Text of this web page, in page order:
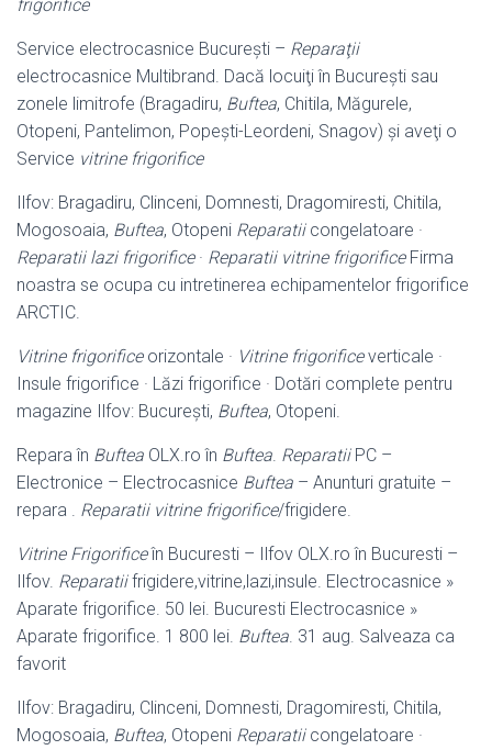
frigorifice
Service electrocasnice Bucureşti – Reparaţii
electrocasnice Multibrand. Dacă locuiţi în Bucureşti sau
zonele limitrofe (Bragadiru, Buftea, Chitila, Măgurele,
Otopeni, Pantelimon, Popeşti-Leordeni, Snagov) şi aveţi o
Service vitrine frigorifice
Ilfov: Bragadiru, Clinceni, Domnesti, Dragomiresti, Chitila,
Mogosoaia, Buftea, Otopeni Reparatiicongelatoare ·
Reparatii lazi frigorifice· Reparatii vitrine frigorificeFirma
noastra se ocupa cu intretinerea echipamentelor frigorifice
ARCTIC.
Vitrine frigorificeorizontale · Vitrine frigorificeverticale ·
Insule frigorifice · Lăzi frigorifice · Dotări complete pentru
magazine Ilfov: București, Buftea, Otopeni.
Repara în Buftea OLX.ro în Buftea. ReparatiiPC –
Electronice – Electrocasnice Buftea – Anunturi gratuite –
repara . Reparatii vitrine frigorifice/frigidere.
Vitrine Frigorificeîn Bucuresti – Ilfov OLX.ro în Bucuresti –
Ilfov. Reparatiifrigidere,vitrine,lazi,insule. Electrocasnice »
Aparate frigorifice. 50 lei. Bucuresti Electrocasnice »
Aparate frigorifice. 1 800 lei. Buftea. 31 aug. Salveaza ca
favorit
Ilfov: Bragadiru, Clinceni, Domnesti, Dragomiresti, Chitila,
Mogosoaia, Buftea, Otopeni Reparatiicongelatoare ·